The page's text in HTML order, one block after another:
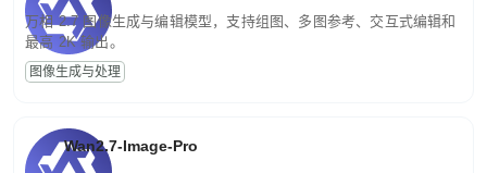
万相 2.7 图像生成与编辑模型，支持组图、多图参考、交互式编辑和
最高 2K 输出。
图像生成与处理
Wan2.7-Image-Pro